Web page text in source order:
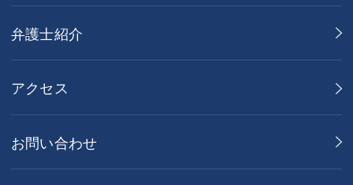
弁護士紹介
アクセス
お問い合わせ